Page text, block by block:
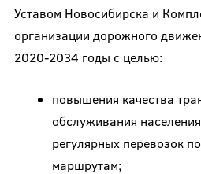
Уставом Новосибирска и
организации дорожного
2020-2034 годы с целью:
повышения качества
обслуживания
регулярных перевозок
маршрутам;